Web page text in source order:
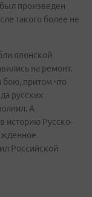
произведен
такого более не
японской
на ремонт.
бою, притом что
русских
А
историю Русско-
Российской